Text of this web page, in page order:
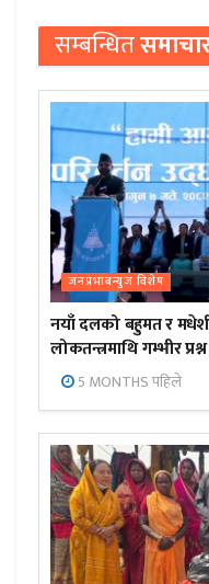
सम्बन्धित
जनप्रभाबन्युज विशेष
नयाँ दलको बहुमत र
लोकतन्त्रमाथि गम्भीर प्रश्न
5 MONTHS पहिले